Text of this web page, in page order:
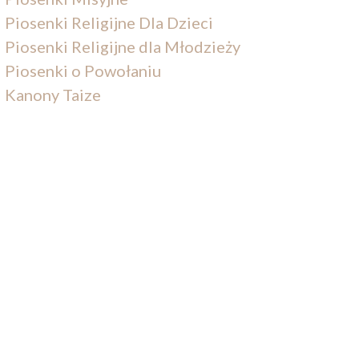
Piosenki Religijne Dla Dzieci
Piosenki Religijne dla Młodzieży
Piosenki o Powołaniu
Kanony Taize